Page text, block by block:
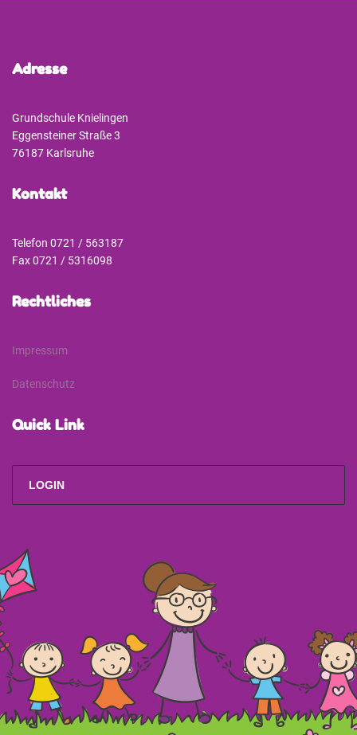
Adresse
Grundschule Knielingen
Eggensteiner Straße 3
76187 Karlsruhe
Kontakt
Telefon 0721 / 563187
Fax 0721 / 5316098
Rechtliches
Impressum
Datenschutz
Quick Link
LOGIN